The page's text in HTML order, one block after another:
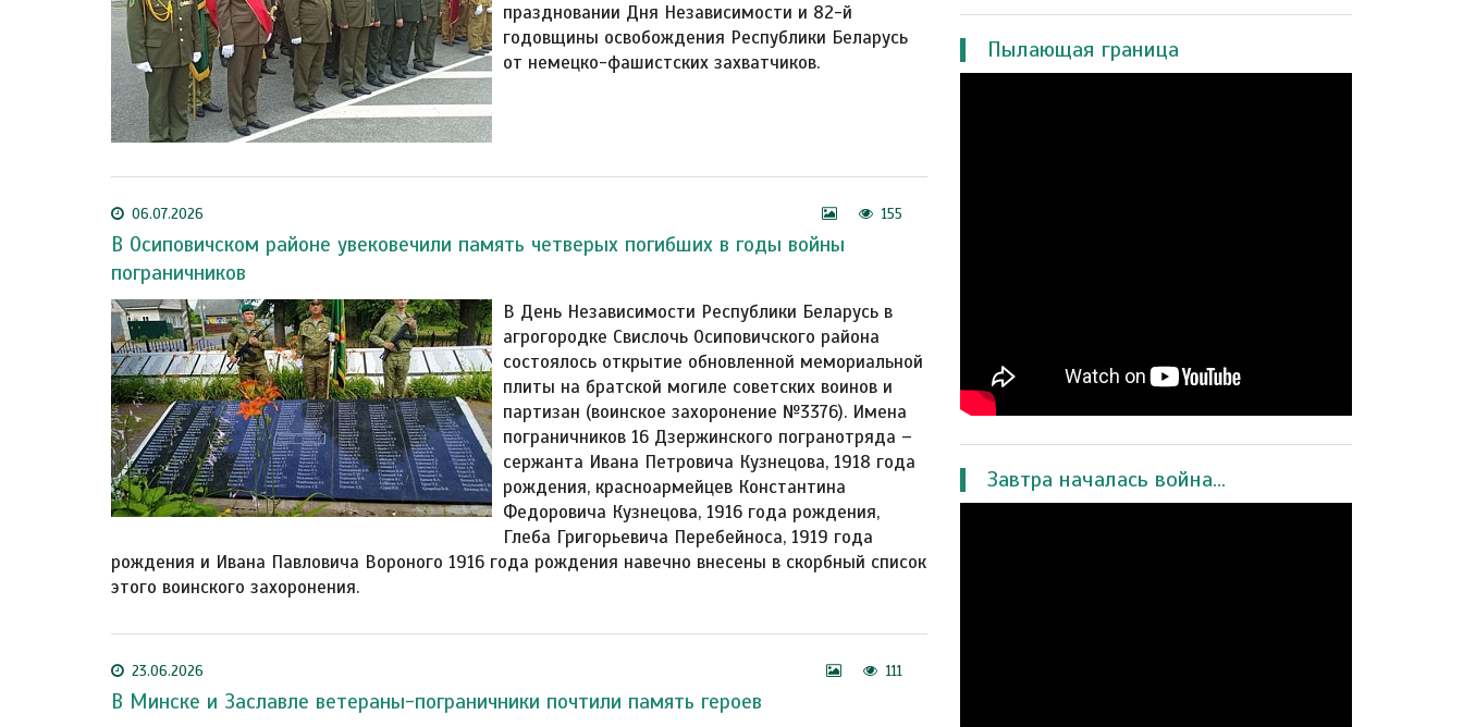
праздновании Дня Независимости и 82-й
годовщины освобождения Республики Беларусь
от немецко-фашистских захватчиков.
06.07.2026 155
В Осиповичском районе увековечили память четверых погибших в годы войны
пограничников
В День Независимости Республики Беларусь в
агрогородке Свислочь Осиповичского района
состоялось открытие обновленной мемориальной
плиты на братской могиле советских воинов и
партизан (воинское захоронение №3376). Имена
пограничников 16 Дзержинского погранотряда –
сержанта Ивана Петровича Кузнецова, 1918 года
рождения, красноармейцев Константина
Федоровича Кузнецова, 1916 года рождения,
Глеба Григорьевича Перебейноса, 1919 года
рождения и Ивана Павловича Вороного 1916 года рождения навечно внесены в скорбный список
этого воинского захоронения.
23.06.2026 111
В Минске и Заславле ветераны-пограничники почтили память героев
Пылающая граница
Завтра началась война...